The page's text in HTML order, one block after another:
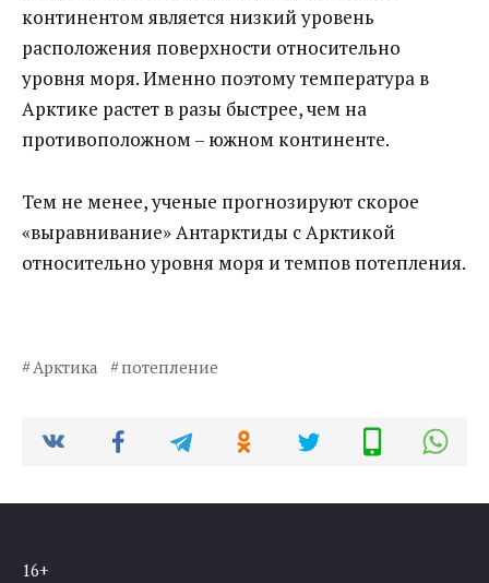
континентом является низкий уровень
расположения поверхности относительно
уровня моря. Именно поэтому температура в
Арктике растет в разы быстрее, чем на
противоположном – южном континенте.
Тем не менее, ученые прогнозируют скорое
«выравнивание» Антарктиды с Арктикой
относительно уровня моря и темпов потепления.
Арктика потепление
16+